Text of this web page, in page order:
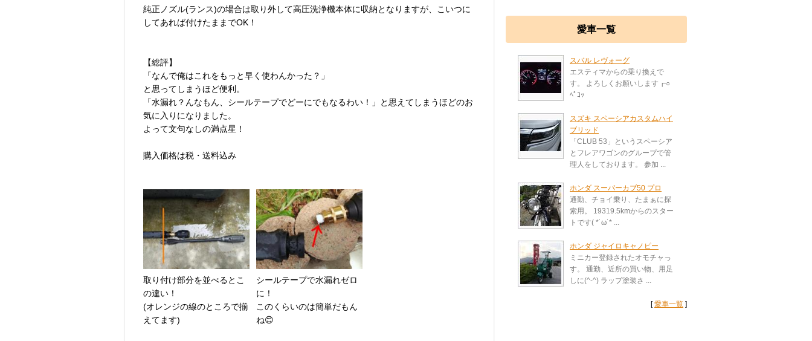
純正ノズル(ランス)の場合は取り外して高圧洗浄機本体に収納となりますが、こいつに
してあれば付けたままでOK！
【総評】
「なんで俺はこれをもっと早く使わんかった？」
と思ってしまうほど便利。
「水漏れ？んなもん、シールテープでどーにでもなるわい！」と思えてしまうほどのお
気に入りになりました。
よって文句なしの満点星！
購入価格は税・送料込み
取り付け部分を並べるとこ
の違い！
(オレンジの線のところで揃
えてます)
シールテープで水漏れゼロ
に！
このくらいのは簡単だもん
ね😊
愛車一覧
スバル レヴォーグ
エスティマからの乗り換えで
す。 よろしくお願いします┏○
ﾍﾟｺｯ
スズキ スペーシアカスタムハイ
ブリッド
「CLUB 53」というスペーシア
とフレアワゴンのグループで管
理人をしております。 参加 ...
ホンダ スーパーカブ50 プロ
通勤、チョイ乗り、たまぁに探
索用。 19319.5kmからのスター
トです( *˙ω˙* ...
ホンダ ジャイロキャノピー
ミニカー登録されたオモチャっ
す。 通勤、近所の買い物、用足
しに(^-^) ラップ塗装さ ...
[愛車一覧 ]